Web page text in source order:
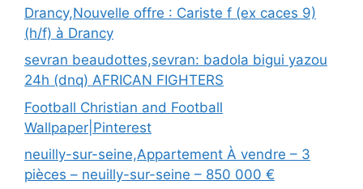
Drancy,Nouvelle offre : Cariste f (ex caces 9)
(h/f) à Drancy
sevran beaudottes,sevran: badola bigui yazou
24h (dnq) AFRICAN FIGHTERS
Football Christian and Football
Wallpaper|Pinterest
neuilly-sur-seine,Appartement À vendre – 3
pièces – neuilly-sur-seine – 850 000 €